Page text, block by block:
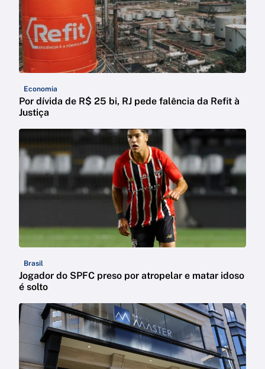
Economia
Por dívida de R$ 25 bi, RJ pede falência da Refit à
Justiça
Brasil
Jogador do SPFC preso por atropelar e matar idoso
é solto